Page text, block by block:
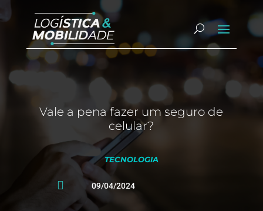
Vale a pena fazer um seguro de
celular?
TECNOLOGIA
 09/04/2024